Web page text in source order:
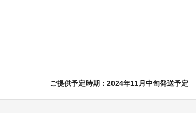
ご提供予定時期：2024年11月中旬発送予定